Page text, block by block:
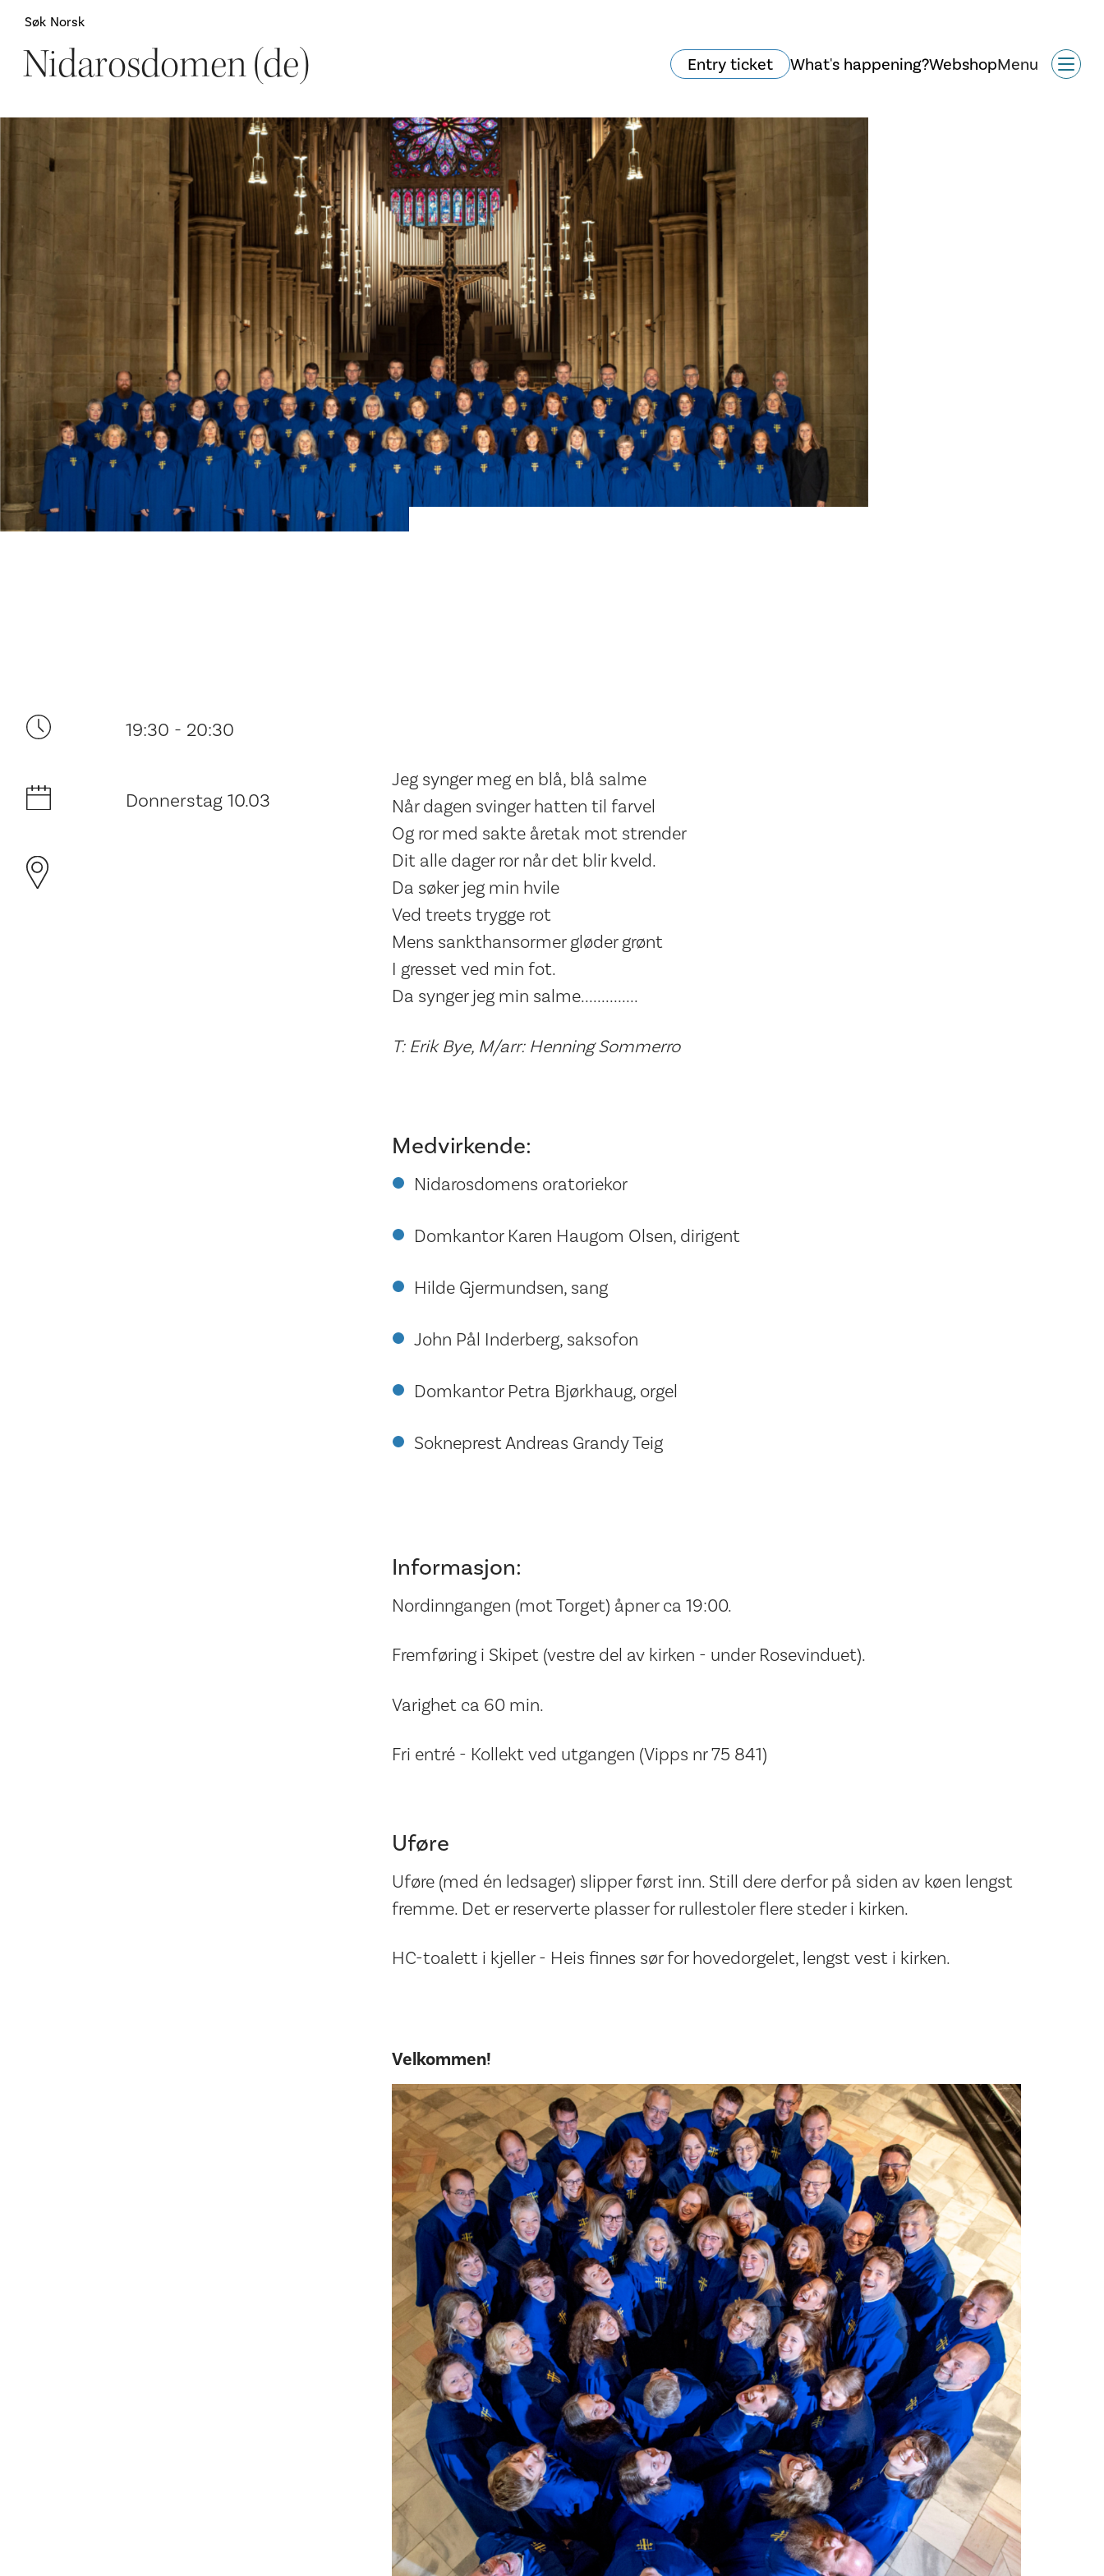
Søk Norsk
Nidarosdomen (de) Entry ticket What's happening?WebshopMenu
Musikk
19:30 - 20:30
Donnerstag 10.03
Jeg synger meg en blå, blå salme
Når dagen svinger hatten til farvel
Og ror med sakte åretak mot strender
Dit alle dager ror når det blir kveld.
Da søker jeg min hvile
Ved treets trygge rot
Mens sankthansormer gløder grønt
I gresset ved min fot.
Da synger jeg min salme..............
T: Erik Bye, M/arr: Henning Sommerro
Medvirkende:
Nidarosdomens oratoriekor
Domkantor Karen Haugom Olsen, dirigent
Hilde Gjermundsen, sang
John Pål Inderberg, saksofon
Domkantor Petra Bjørkhaug, orgel
Sokneprest Andreas Grandy Teig
Informasjon:
Nordinngangen (mot Torget) åpner ca 19:00.
Fremføring i Skipet (vestre del av kirken - under Rosevinduet).
Varighet ca 60 min.
Fri entré - Kollekt ved utgangen (Vipps nr 75 841)
Uføre
Uføre (med én ledsager) slipper først inn. Still dere derfor på siden av køen lengst
fremme. Det er reserverte plasser for rullestoler flere steder i kirken.
HC-toalett i kjeller - Heis finnes sør for hovedorgelet, lengst vest i kirken.
Velkommen!